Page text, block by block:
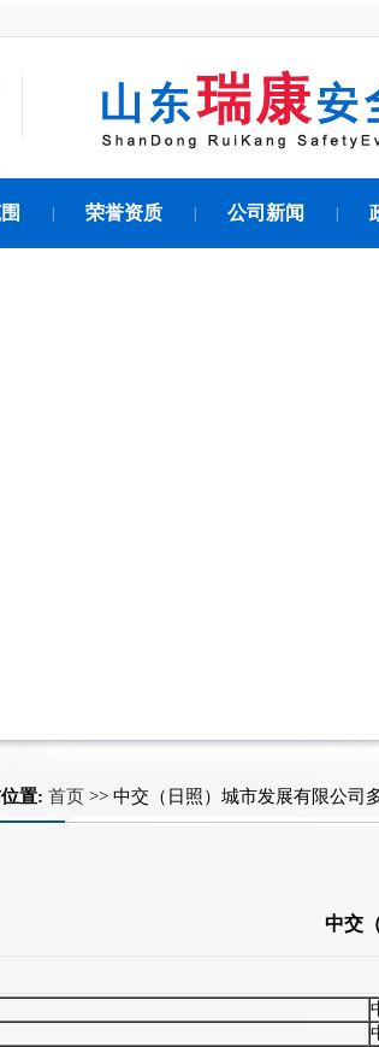
荣誉资质 公司新闻
置: 首页 >> 中交（日照）城市发展有限公司
中交